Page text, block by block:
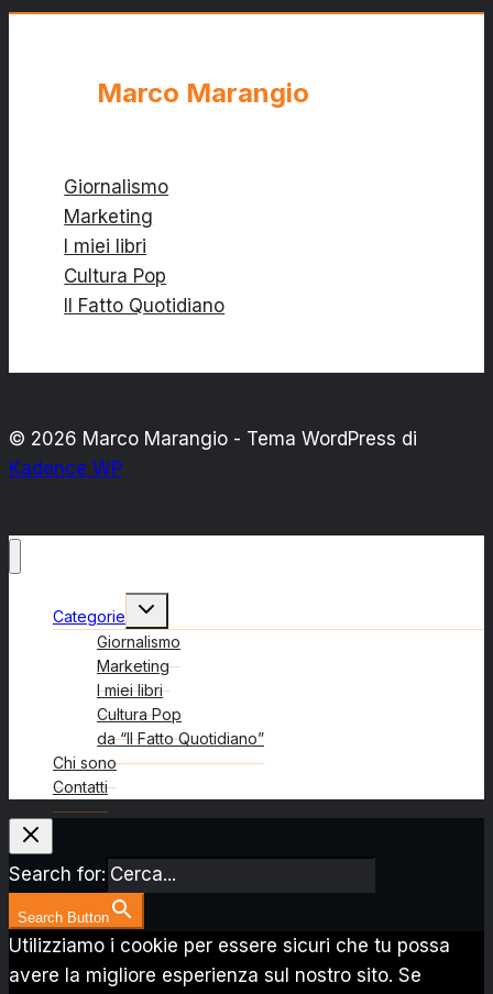
Marco Marangio
Giornalismo
Marketing
I miei libri
Cultura Pop
Il Fatto Quotidiano
© 2026 Marco Marangio - Tema WordPress di
Kadence WP
Categorie
Alterna
figlio
Giornalismo
Marketing
I miei libri
Cultura Pop
da “Il Fatto Quotidiano”
Chi sono
Contatti
Search for:
Search Button
Utilizziamo i cookie per essere sicuri che tu possa
avere la migliore esperienza sul nostro sito. Se